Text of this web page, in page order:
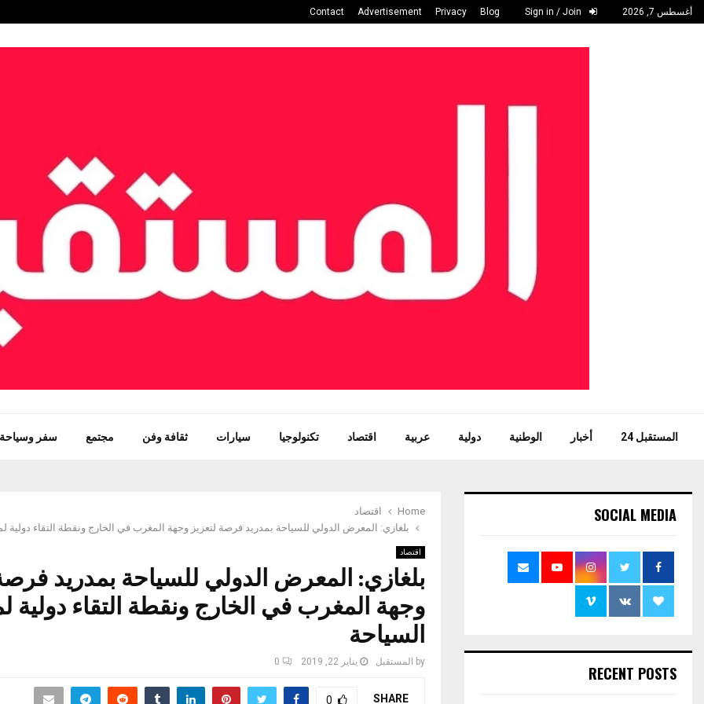
أغسطس 7, 2026 Blog
Privacy
Advertisement
Contact
المستقبل 24 أخبار الوطنية دولية عربية اقتصاد تكنولوجيا سيارات ثقافة وفن مجتمع سفر وسياحة
Home
اقتصاد
بلغازي: المعرض الدولي للسياحة بمدريد فرصة لتعزيز وجهة المغرب في الخارج ونقطة التقاء دولية
اقتصاد
بلغازي: المعرض الدولي للسياحة بمدريد
وجهة المغرب في الخارج ونقطة التقاء دولية
السياحة
by المستقبل يناير 22, 2019 0
SHARE
0
SOCIAL MEDIA
RECENT POSTS